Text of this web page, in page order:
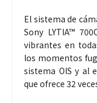
El sistema de
Sony LYTIA™
vibrantes en
los momentos
sistema OIS y al
que ofrece 32